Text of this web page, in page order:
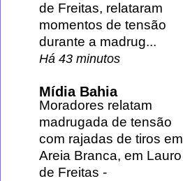
de Freitas, relataram
momentos de tensão
durante a madrug...
Há 43 minutos
Mídia Bahia
Moradores relatam
madrugada de tensão
com rajadas de tiros em
Areia Branca, em Lauro
de Freitas -